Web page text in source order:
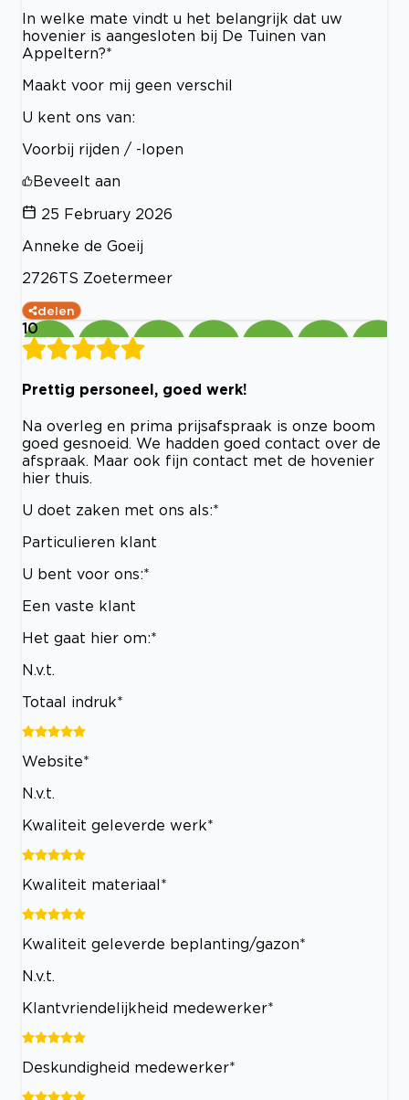
In welke mate vindt u het belangrijk dat uw
hovenier is aangesloten bij De Tuinen van
Appeltern?*
Maakt voor mij geen verschil
U kent ons van:
Voorbij rijden / -lopen
Beveelt aan
25 February 2026
Anneke de Goeij
2726TS Zoetermeer
delen
10
Prettig personeel, goed werk!
Na overleg en prima prijsafspraak is onze boom
goed gesnoeid. We hadden goed contact over de
afspraak. Maar ook fijn contact met de hovenier
hier thuis.
U doet zaken met ons als:*
Particulieren klant
U bent voor ons:*
Een vaste klant
Het gaat hier om:*
N.v.t.
Totaal indruk*
Website*
N.v.t.
Kwaliteit geleverde werk*
Kwaliteit materiaal*
Kwaliteit geleverde beplanting/gazon*
N.v.t.
Klantvriendelijkheid medewerker*
Deskundigheid medewerker*